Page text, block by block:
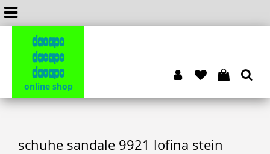
dacapo
dacapo
dacapo
online shop
schuhe sandale 9921 lofina stein